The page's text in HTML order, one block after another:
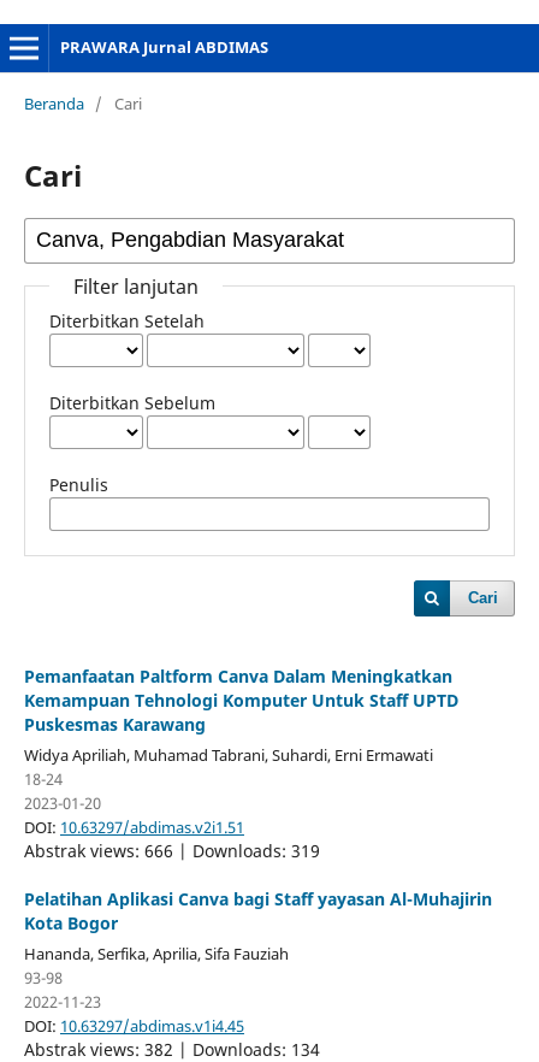
PRAWARA Jurnal ABDIMAS
Beranda / Cari
Cari
Filter lanjutan
Diterbitkan Setelah
Diterbitkan Sebelum
Penulis
Cari
Pemanfaatan Paltform Canva Dalam Meningkatkan
Kemampuan Tehnologi Komputer Untuk Staff UPTD
Puskesmas Karawang
Widya Apriliah, Muhamad Tabrani, Suhardi, Erni Ermawati
18-24
2023-01-20
DOI: 10.63297/abdimas.v2i1.51
Abstrak views: 666 | Downloads: 319
Pelatihan Aplikasi Canva bagi Staff yayasan Al-Muhajirin
Kota Bogor
Hananda, Serfika, Aprilia, Sifa Fauziah
93-98
2022-11-23
DOI: 10.63297/abdimas.v1i4.45
Abstrak views: 382 | Downloads: 134